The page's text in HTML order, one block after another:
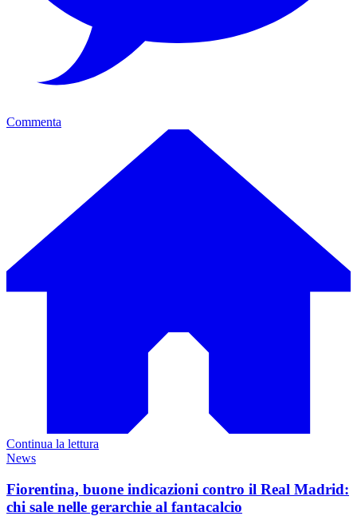
Commenta
Continua la lettura
News
Fiorentina, buone indicazioni contro il Real Madrid:
chi sale nelle gerarchie al fantacalcio